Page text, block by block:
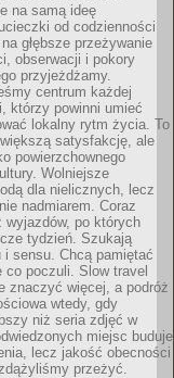
na samą ideę
od codzienności
głębsze przeżywanie
obserwacji i pokory
przyjeżdżamy.
centrum każdej
którzy powinni umieć
lokalny rytm życia. To
satysfakcję, ale
powierzchownego
Wolniejsze
dla nielicznych, lecz
nadmiarem. Coraz
wyjazdów, po których
tydzień. Szukają
sensu. Chcą pamiętać
poczuli. Slow travel
znaczyć więcej, a podróż
wtedy, gdy
niż seria zdjęć w
miejsc buduje
lecz jakość obecności
przeżyć.